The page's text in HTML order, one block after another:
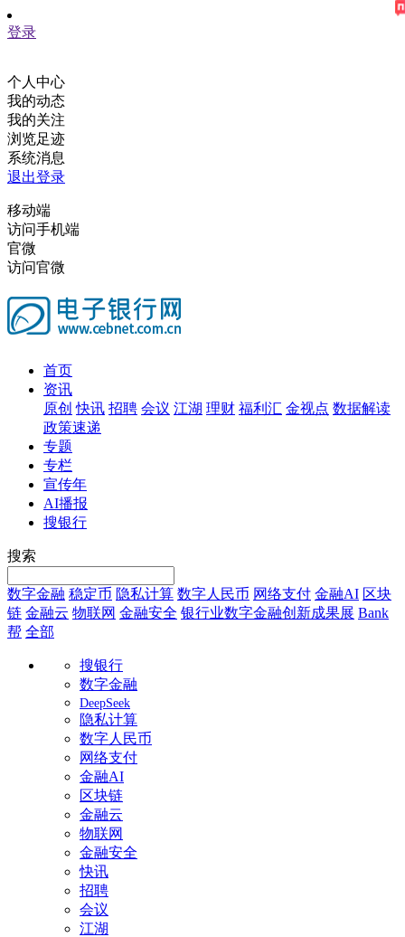
登录
个人中心
我的动态
我的关注
浏览足迹
系统消息
退出登录
移动端
访问手机端
官微
访问官微
首页
资讯
原创 快讯 招聘 会议 江湖 理财 福利汇 金视点 数据解读
政策速递
专题
专栏
宣传年
AI播报
搜银行
搜索
数字金融 稳定币 隐私计算 数字人民币 网络支付 金融AI 区块
链 金融云 物联网 金融安全 银行业数字金融创新成果展 Bank
帮 全部
搜银行
数字金融
DeepSeek
隐私计算
数字人民币
网络支付
金融AI
区块链
金融云
物联网
金融安全
快讯
招聘
会议
江湖